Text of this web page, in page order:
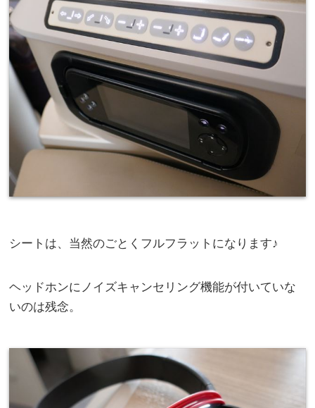
シートは、当然のごとくフルフラットになります♪
ヘッドホンにノイズキャンセリング機能が付いていな
いのは残念。